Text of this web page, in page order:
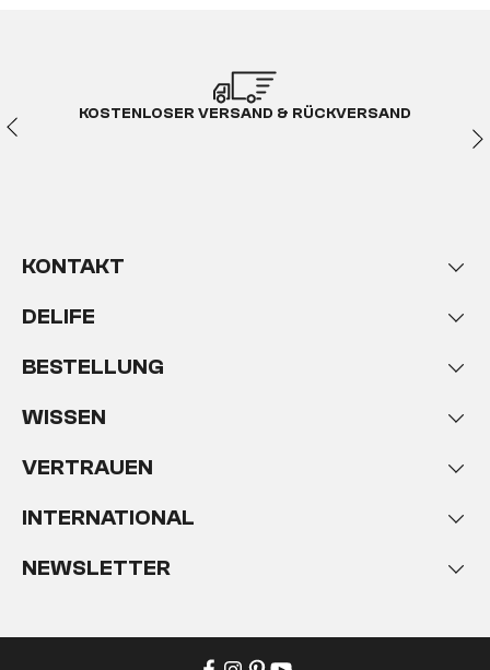
KOSTENLOSER VERSAND & RÜCKVERSAND
KONTAKT
DELIFE
BESTELLUNG
WISSEN
VERTRAUEN
INTERNATIONAL
NEWSLETTER